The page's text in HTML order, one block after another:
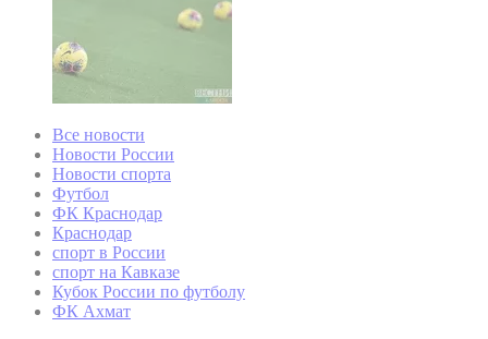
Все новости
Новости России
Новости спорта
Футбол
ФК Краснодар
Краснодар
спорт в России
спорт на Кавказе
Кубок России по футболу
ФК Ахмат